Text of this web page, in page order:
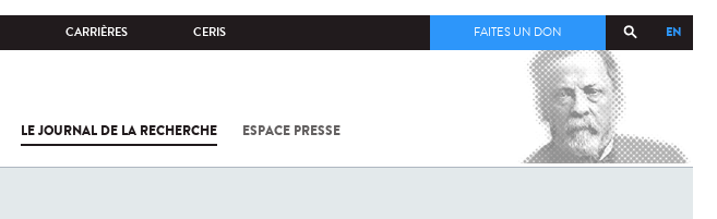
CARRIÈRES CERIS EN
FAITES UN DON
LE JOURNAL DE LA RECHERCHE ESPACE PRESSE
COV-2 /